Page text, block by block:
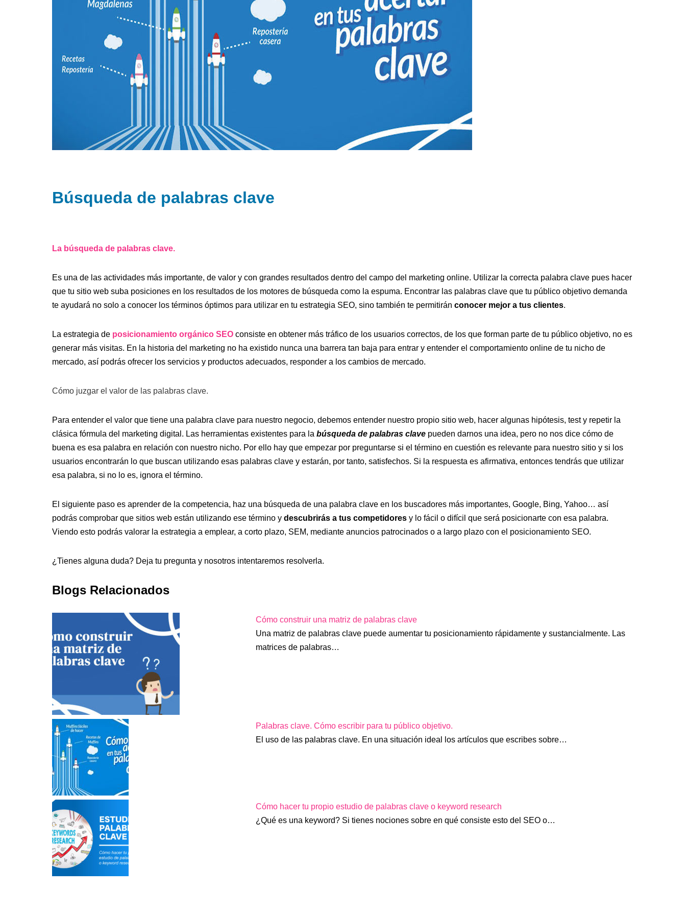
Búsqueda de palabras clave
La búsqueda de palabras clave.
Es una de las actividades más importante, de valor y con grandes resultados dentro del campo del marketing online. Utilizar la correcta palabra clave pues hacer
que tu sitio web suba posiciones en los resultados de los motores de búsqueda como la espuma. Encontrar las palabras clave que tu público objetivo demanda
te ayudará no solo a conocer los términos óptimos para utilizar en tu estrategia SEO, sino también te permitirán conocer mejor a tus clientes.
La estrategia de posicionamiento orgánico SEO consiste en obtener más tráfico de los usuarios correctos, de los que forman parte de tu público objetivo, no es
generar más visitas. En la historia del marketing no ha existido nunca una barrera tan baja para entrar y entender el comportamiento online de tu nicho de
mercado, así podrás ofrecer los servicios y productos adecuados, responder a los cambios de mercado.
Cómo juzgar el valor de las palabras clave.
Para entender el valor que tiene una palabra clave para nuestro negocio, debemos entender nuestro propio sitio web, hacer algunas hipótesis, test y repetir la
clásica fórmula del marketing digital. Las herramientas existentes para la búsqueda de palabras clave pueden darnos una idea, pero no nos dice cómo de
buena es esa palabra en relación con nuestro nicho. Por ello hay que empezar por preguntarse si el término en cuestión es relevante para nuestro sitio y si los
usuarios encontrarán lo que buscan utilizando esas palabras clave y estarán, por tanto, satisfechos. Si la respuesta es afirmativa, entonces tendrás que utilizar
esa palabra, si no lo es, ignora el término.
El siguiente paso es aprender de la competencia, haz una búsqueda de una palabra clave en los buscadores más importantes, Google, Bing, Yahoo… así
podrás comprobar que sitios web están utilizando ese término y descubrirás a tus competidores y lo fácil o difícil que será posicionarte con esa palabra.
Viendo esto podrás valorar la estrategia a emplear, a corto plazo, SEM, mediante anuncios patrocinados o a largo plazo con el posicionamiento SEO.
¿Tienes alguna duda? Deja tu pregunta y nosotros intentaremos resolverla.
Blogs Relacionados
Cómo construir una matriz de palabras clave
Una matriz de palabras clave puede aumentar tu posicionamiento rápidamente y sustancialmente. Las
matrices de palabras…
Palabras clave. Cómo escribir para tu público objetivo.
El uso de las palabras clave. En una situación ideal los artículos que escribes sobre…
Cómo hacer tu propio estudio de palabras clave o keyword research
¿Qué es una keyword? Si tienes nociones sobre en qué consiste esto del SEO o…